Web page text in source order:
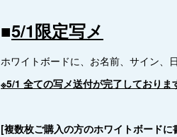
■5/1限定写メ
ホワイトボードに、お名前、サイン、
※5/1 全ての写メ送付が完了しておりま
[複数枚ご購入の方のホワイトボード